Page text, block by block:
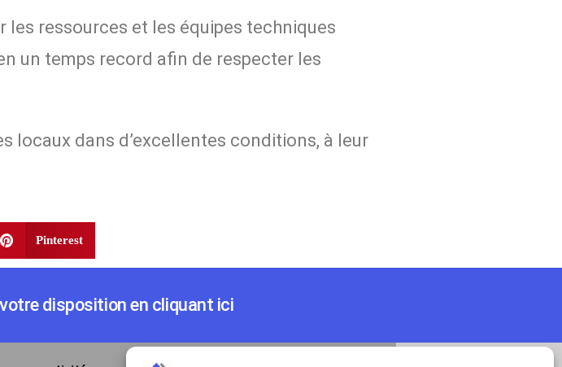
les ressources et les équipes techniques
un temps record afin de respecter les
locaux dans d’excellentes conditions, à leur
Pinterest
disposition en cliquant ici